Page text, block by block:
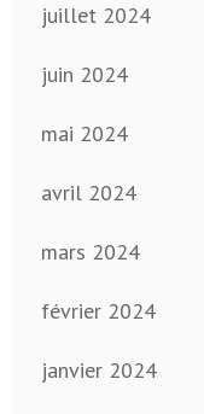
juillet 2024
juin 2024
mai 2024
avril 2024
mars 2024
février 2024
janvier 2024